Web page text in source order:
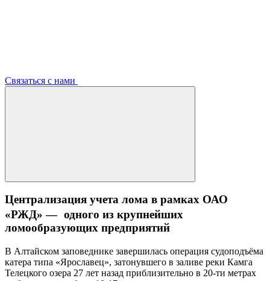
Связаться с нами
Централизация учета лома в рамках ОАО
«РЖД» — одного из крупнейших
ломообразующих предприятий
В Алтайском заповеднике завершилась операция судоподъёма
катера типа «Ярославец», затонувшего в заливе реки Камга
Телецкого озера 27 лет назад приблизительно в 20-ти метрах